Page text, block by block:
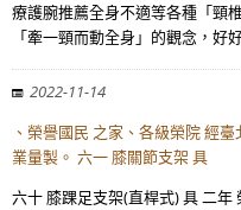
療護腕推薦全身不適等各種「頸
「牽一頸而動全身」的觀念，好
2022-11-14
、榮譽國民 之家、各級榮院 經
業量製。 六一 膝關節支架 具
六十 膝踝足支架(直桿式) 具 二